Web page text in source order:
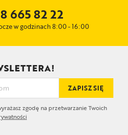
665 82 22
w godzinach 8:00 - 16:00
ZAPISZ SIĘ
zgodę na przetwarzanie Twoich